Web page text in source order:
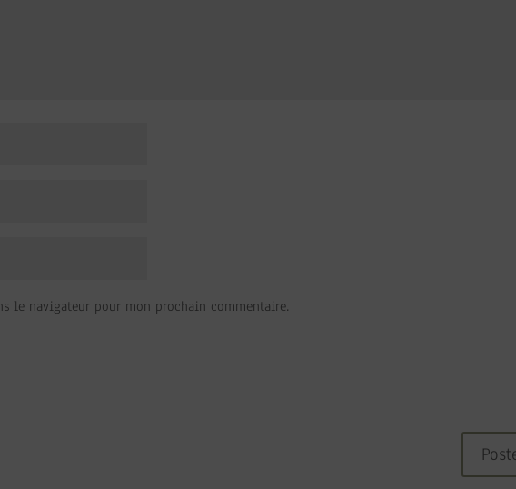
le navigateur pour mon prochain commentaire.